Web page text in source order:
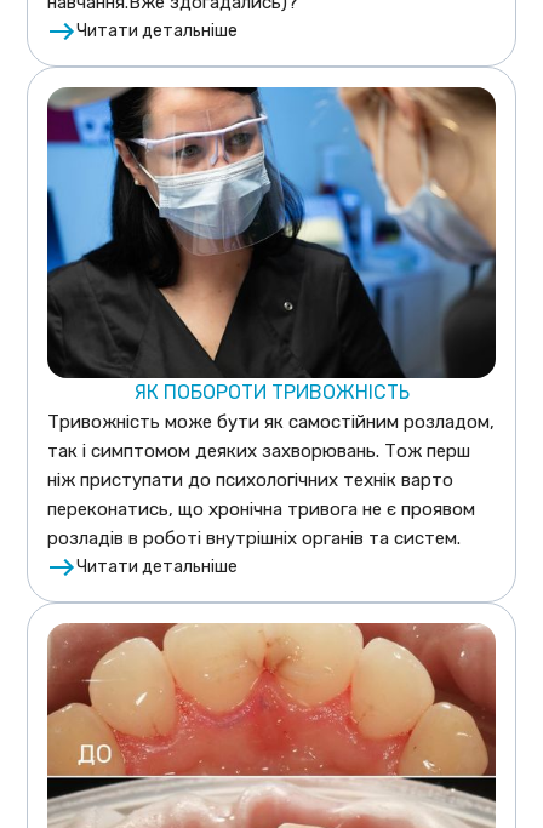
Читати детальніше
ЯК ПОБОРОТИ ТРИВОЖНІСТЬ
Тривожність може бути як самостійним розладом,
так і симптомом деяких захворювань. Тож перш
ніж приступати до психологічних технік варто
переконатись, що хронічна тривога не є проявом
розладів в роботі внутрішніх органів та систем.
Читати детальніше